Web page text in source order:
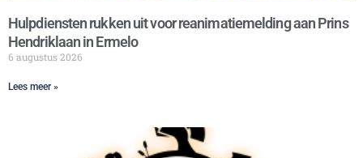
Hulpdiensten rukken uit voor reanimatiemelding aan Prins
Hendriklaan in Ermelo
6 augustus 2026
Lees meer »